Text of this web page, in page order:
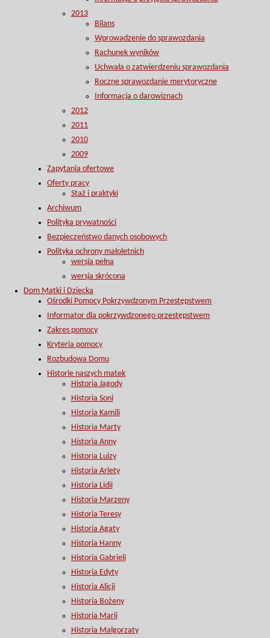
2013
Bilans
Wprowadzenie do sprawozdania
Rachunek wyników
Uchwała o zatwierdzeniu sprawozdania
Roczne sprawozdanie merytoryczne
Informacja o darowiznach
2012
2011
2010
2009
Zapytania ofertowe
Oferty pracy
Staż i praktyki
Archiwum
Polityka prywatności
Bezpieczeństwo danych osobowych
Polityka ochrony małoletnich
wersja pełna
wersja skrócona
Dom Matki i Dziecka
Ośrodki Pomocy Pokrzywdzonym Przestępstwem
Informator dla pokrzywdzonego przestępstwem
Zakres pomocy
Kryteria pomocy
Rozbudowa Domu
Historie naszych matek
Historia Jagody
Historia Soni
Historia Kamili
Historia Marty
Historia Anny
Historia Luizy
Historia Arlety
Historia Lidii
Historia Marzeny
Historia Teresy
Historia Agaty
Historia Hanny
Historia Gabrieli
Historia Edyty
Historia Alicji
Historia Bożeny
Historia Marii
Historia Małgorzaty